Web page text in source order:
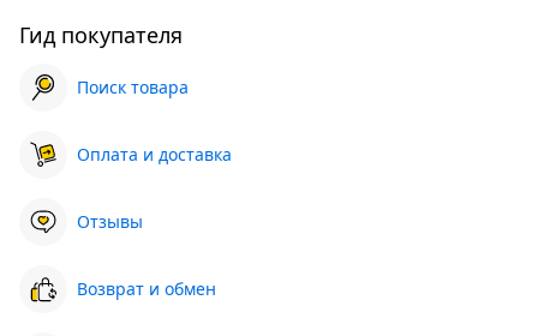
Гид покупателя
Поиск товара
Оплата и доставка
Отзывы
Возврат и обмен